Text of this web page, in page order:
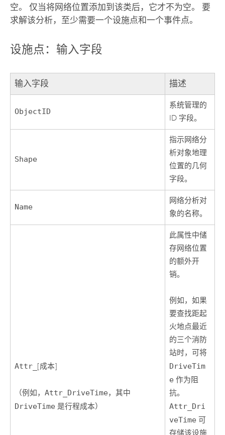
空。 仅当将网络位置添加到该类后，它才不为空。 要
求解该分析，至少需要一个设施点和一个事件点。
设施点：输入字段
输入字段 描述
ObjectID
系统管理的
ID 字段。
Shape
指示网络分
析对象地理
位置的几何
字段。
Name
网络分析对
象的名称。
Attr_ [成本]
（例如，Attr_DriveTime，其中
DriveTime 是行程成本）
此属性中储
存网络位置
的额外开
销。
例如，如果
要查找距起
火地点最近
的三个消防
站时，可将
DriveTim
e 作为阻
抗。
Attr_Dri
veTime 可